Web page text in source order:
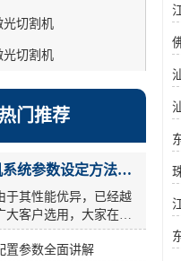
光切割机
光切割机
热门推荐
激光打标机系统参数设定方法步骤教程
于其性能优异，已经越
大客户选用，大家在使
的时候，关于参数设
概念比较模糊，今天激
置参数全面讲解